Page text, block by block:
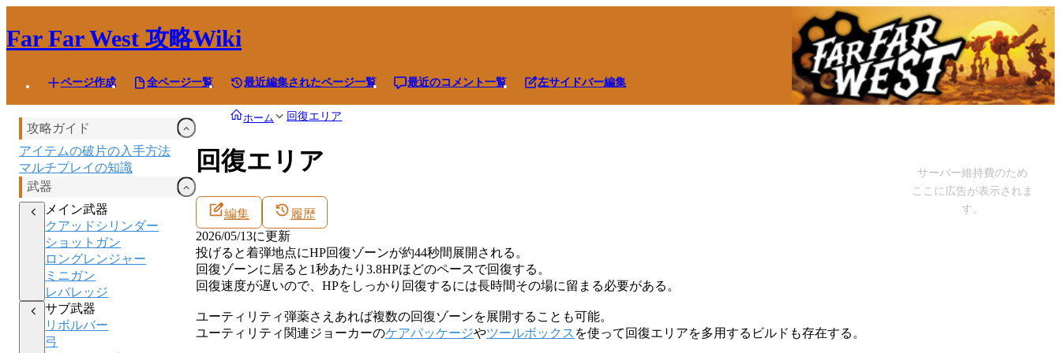
Far Far West 攻略Wiki
ページ作成 全ページ一覧 最近編集されたページ一覧 最近のコメント一覧 左サイドバー編集
攻略ガイド
アイテムの破片の入手方法
マルチプレイの知識
武器
メイン武器
クアッドシリンダー
ショットガン
ロングレンジャー
ミニガン
レバレッジ
サブ武器
リボルバー
弓
ホーム 回復エリア
回復エリア
編集
履歴
2026/05/13に更新
投げると着弾地点にHP回復ゾーンが約44秒間展開される。
回復ゾーンに居ると1秒あたり3.8HPほどのペースで回復する。
回復速度が遅いので、HPをしっかり回復するには長時間その場に留まる必要がある。
ユーティリティ弾薬さえあれば複数の回復ゾーンを展開することも可能。
ユーティリティ関連ジョーカーのケアパッケージやツールボックス を使って回復エリアを多用するビルドも存在する。
サーバー維持費のため
ここに広告が表示されま
す。